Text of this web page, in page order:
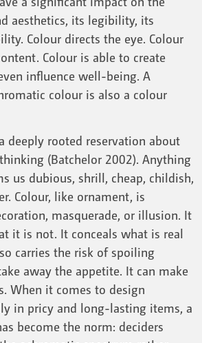
aesthetics, its legibility, its
Colour directs the eye. Colour
Colour is able to create
influence well-being. A
colour is also a colour
deeply rooted reservation about
(Batchelor 2002). Anything
us dubious, shrill, cheap, childish,
Colour, like ornament, is
masquerade, or illusion. It
it is not. It conceals what is real
carries the risk of spoiling
away the appetite. It can make
When it comes to design
in pricy and long-lasting items, a
become the norm: deciders